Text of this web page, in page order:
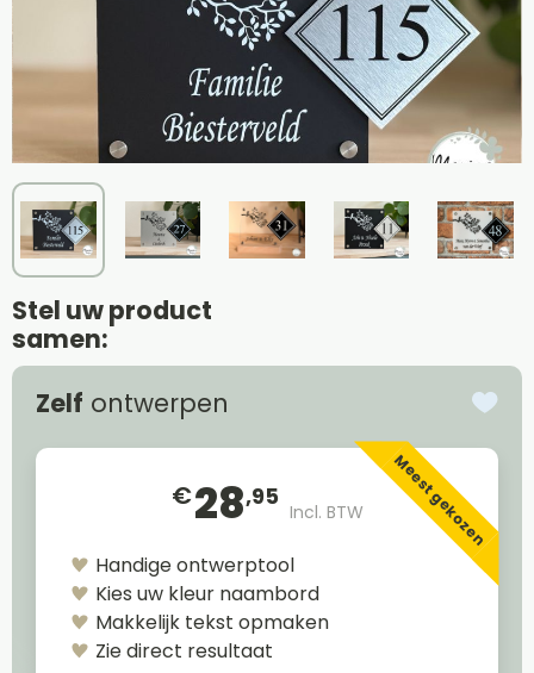
Stel uw product
samen:
Zelf ontwerpen
€28,95
Incl. BTW Meest gekozen
Handige ontwerptool
Kies uw kleur naambord
Makkelijk tekst opmaken
Zie direct resultaat